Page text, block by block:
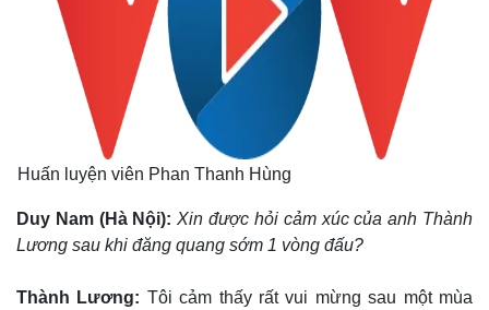
Huấn luyện viên Phan Thanh Hùng
Duy Nam (Hà Nội):Xin được hỏi cảm xúc của anh Thành
Lương sau khi đăng quang sớm 1 vòng đấu?
Thành Lương: Tôi cảm thấy rất vui mừng sau một mùa